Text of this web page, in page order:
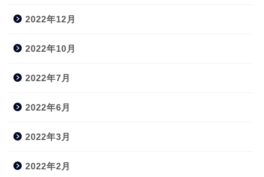
2022年12月
2022年10月
2022年7月
2022年6月
2022年3月
2022年2月